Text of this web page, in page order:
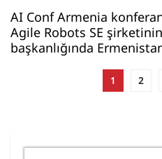
AI Conf Armenia
Agile Robots SE
başkanlığında
1 2